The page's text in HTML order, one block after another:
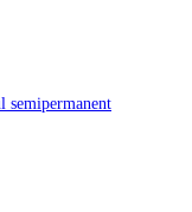
semipermanent